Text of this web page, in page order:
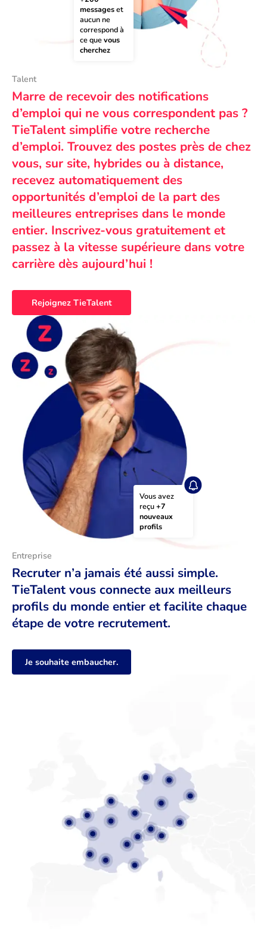
messages et
aucun ne
correspond à
ce que vous
cherchez
Talent
Marre de recevoir des notifications
d’emploi qui ne vous correspondent pas ?
TieTalent simplifie votre recherche
d’emploi. Trouvez des postes près de chez
vous, sur site, hybrides ou à distance,
recevez automatiquement des
opportunités d’emploi de la part des
meilleures entreprises dans le monde
entier. Inscrivez-vous gratuitement et
passez à la vitesse supérieure dans votre
carrière dès aujourd’hui !
Rejoignez TieTalent
Vous avez
reçu +7
nouveaux
profils
Entreprise
Recruter n’a jamais été aussi simple.
TieTalent vous connecte aux meilleurs
profils du monde entier et facilite chaque
étape de votre recrutement.
Je souhaite embaucher.